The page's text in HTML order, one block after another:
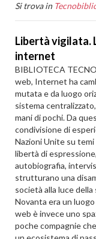
Si trova in
Libertà vigilata.
internet
BIBLIOTECA
web, Internet ha
mutata e da luogo
sistema
mani di pochi. Da
condivisione di
Nazioni Unite su
libertà di
autobiografia,
strutturano una
società alla luce
Novanta era un
web è invece uno
poche compagnie